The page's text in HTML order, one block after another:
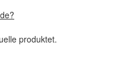
produktet.